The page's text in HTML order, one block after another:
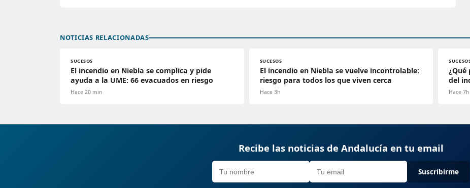
NOTICIAS RELACIONADAS
SUCESOS
El incendio en Niebla se complica y pide
ayuda a la UME: 66 evacuados en riesgo
Hace 20 min
SUCESOS
El incendio en Niebla se vuelve incontrolable:
riesgo para todos los que viven cerca
Hace 3h
del
Hace 7h
Recibe las noticias de Andalucía en tu email
Suscribirme